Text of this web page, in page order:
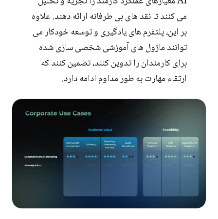
می کنند تا نقد های بی طرفانه ارائه دهند. علاوه
بر این، پلتفرم های یادگیری و توسعه خودکار می
توانند ماژول های آموزشی شخصی سازی شده
برای کارمندان را تدوین کنند، تضمین کنند که
ارتقاء مهارت به طور مداوم ادامه دارد.